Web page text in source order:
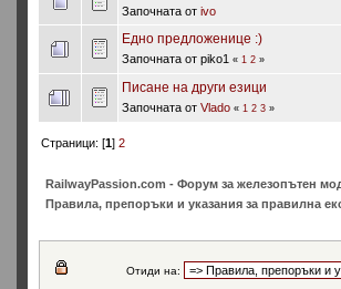
Започната от ivo
Едно предложенице :)
Започната от piko1 « 1 2»
Писане на други езици
Започната от Vlado « 1 2 3»
Страници: [1] 2
RailwayPassion.com - Форум за железопътен
Правила, препоръки и указания за правилна
Отиди на: